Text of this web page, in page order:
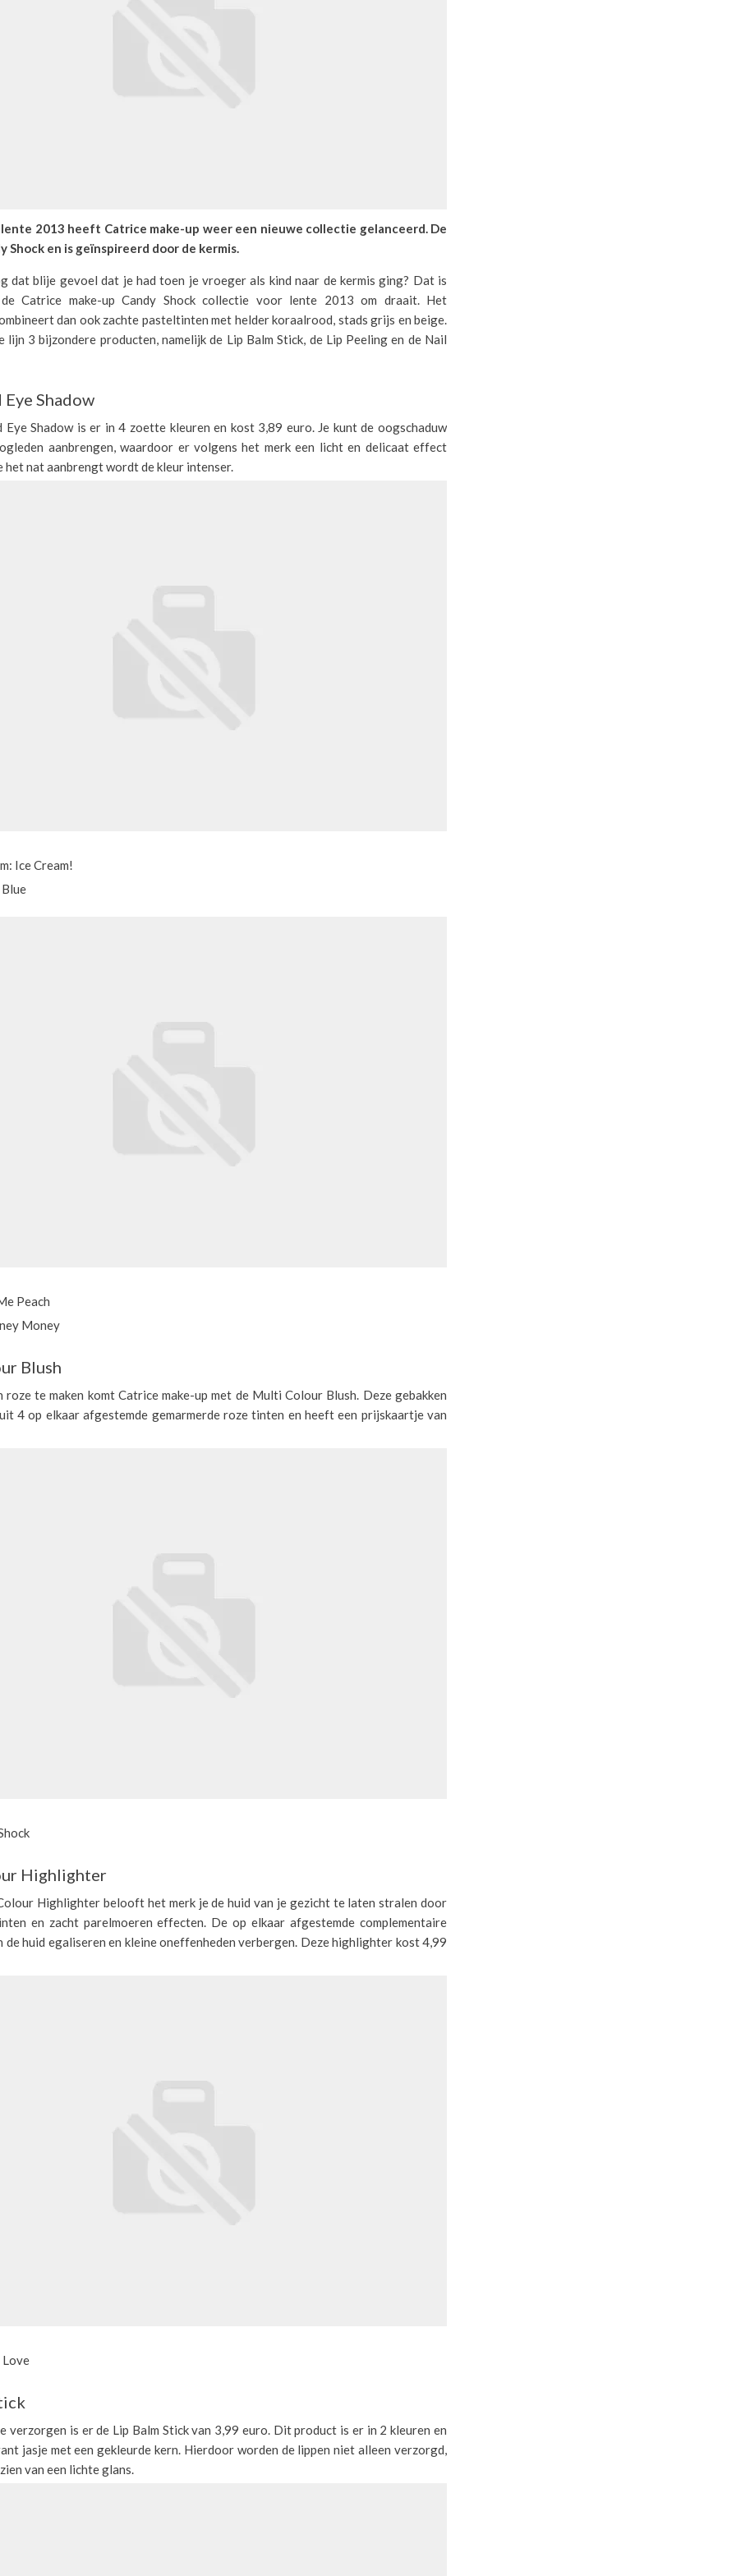
lente 2013 heeft Catrice make-up weer een nieuwe collectie gelanceerd. De
Shock en is geïnspireerd door de kermis.
dat blije gevoel dat je had toen je vroeger als kind naar de kermis ging? Dat is
Catrice make-up Candy Shock collectie voor lente 2013 om draait. Het
dan ook zachte pasteltinten met helder koraalrood, stads grijs en beige.
lijn 3 bijzondere producten, namelijk de Lip Balm Stick, de Lip Peeling en de Nail
Shadow
Eye Shadow is er in 4 zoette kleuren en kost 3,89 euro. Je kunt de oogschaduw
aanbrengen, waardoor er volgens het merk een licht en delicaat effect
het nat aanbrengt wordt de kleur intenser.
Ice Cream!
Peach
Money
Blush
roze te maken komt Catrice make-up met de Multi Colour Blush. Deze gebakken
4 op elkaar afgestemde gemarmerde roze tinten en heeft een prijskaartje van
Highlighter
Highlighter belooft het merk je de huid van je gezicht te laten stralen door
en zacht parelmoeren effecten. De op elkaar afgestemde complementaire
de huid egaliseren en kleine oneffenheden verbergen. Deze highlighter kost 4,99
Love
verzorgen is er de Lip Balm Stick van 3,99 euro. Dit product is er in 2 kleuren en
jasje met een gekleurde kern. Hierdoor worden de lippen niet alleen verzorgd,
van een lichte glans.